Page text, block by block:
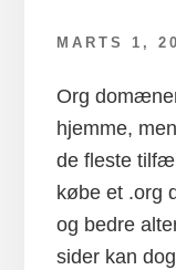
MARTS 1,
Org
hjemme,
de fleste
købe et .org
og bedre
sider kan